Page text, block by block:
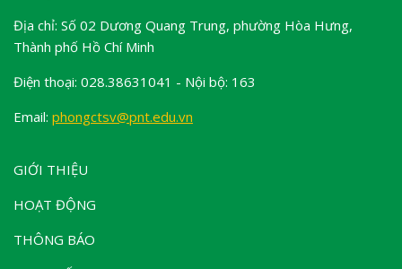
Địa chỉ: Số 02 Dương Quang Trung, phường Hòa Hưng,
Thành phố Hồ Chí Minh
Điện thoại: 028.38631041 - Nội bộ: 163
Email: phongctsv@pnt.edu.vn
GIỚI THIỆU
HOẠT ĐỘNG
THÔNG BÁO